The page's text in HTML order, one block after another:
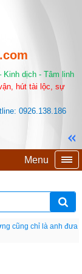
.com
Kinh dịch - Tâm linh
hút tài lộc, sự
0926.138.186
Menu
cũng chỉ là anh đưa